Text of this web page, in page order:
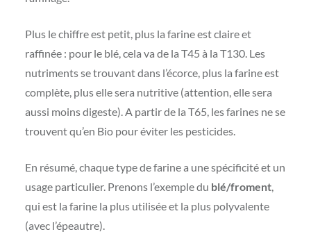
Plus le chiffre est petit, plus la farine est claire et
raffinée : pour le blé, cela va de la T45 à la T130. Les
nutriments se trouvant dans l’écorce, plus la farine est
complète, plus elle sera nutritive (attention, elle sera
aussi moins digeste). A partir de la T65, les farines ne se
trouvent qu’en Bio pour éviter les pesticides.
En résumé, chaque type de farine a une spécificité et un
usage particulier. Prenons l’exemple du blé/froment,
qui est la farine la plus utilisée et la plus polyvalente
(avec l’épeautre).